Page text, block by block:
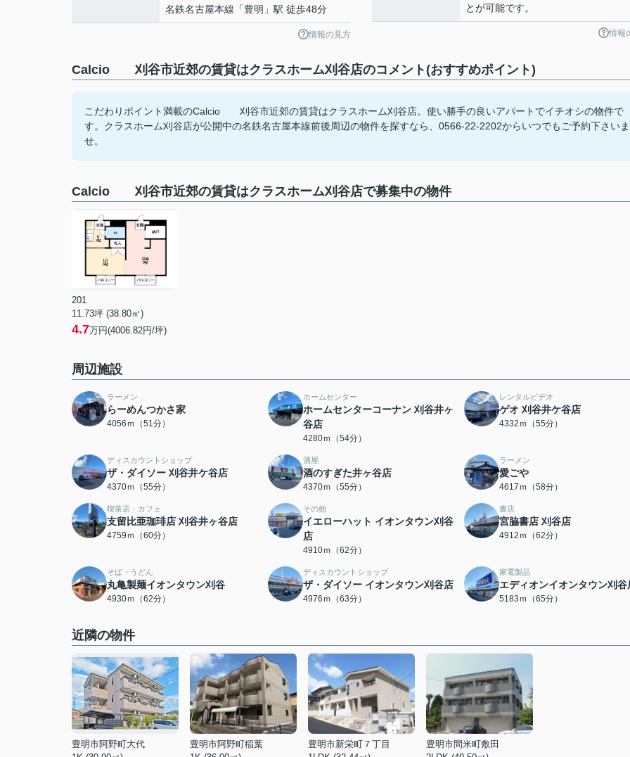
名鉄名古屋本線 「豊明 」駅 徒歩48分
情報の見方
とが可能です。
情報
Calcio 刈谷市近郊の賃貸はクラスホーム刈谷店のコメント(おすすめポイント)
こだわりポイント満載のCalcio 刈谷市近郊の賃貸はクラスホーム刈谷店。使い勝手の良いアパートでイチオシの物件で
す。クラスホーム刈谷店が公開中の名鉄名古屋本線前後周辺の物件を探すなら、0566-22-2202からいつでもご予約下さいま
せ。
Calcio 刈谷市近郊の賃貸はクラスホーム刈谷店で募集中の物件
201
11.73坪 (38.80㎡)
4.7万円(4006.82円/坪)
周辺施設
ラーメン
らーめんつかさ家
4056ｍ（51分）
ホームセンター
ホームセンターコーナン 刈谷井ヶ
谷店
4280ｍ（54分）
レンタルビデオ
ゲオ 刈谷井ケ谷店
4332ｍ（55分）
ディスカウントショップ
ザ・ダイソー 刈谷井ケ谷店
4370ｍ（55分）
酒屋
酒のすぎた井ヶ谷店
4370ｍ（55分）
ラーメン
愛ごや
4617ｍ（58分）
喫茶店・カフェ
支留比亜珈琲店 刈谷井ヶ谷店
4759ｍ（60分）
その他
イエローハット イオンタウン刈谷
店
4910ｍ（62分）
書店
宮脇書店 刈谷店
4912ｍ（62分）
そば・うどん
丸亀製麺イオンタウン刈谷
4930ｍ（62分）
ディスカウントショップ
ザ・ダイソー イオンタウン刈谷店
4976ｍ（63分）
家電製品
エディオンイオンタウン刈谷
5183ｍ（65分）
近隣の物件
豊明市阿野町大代
豊明市阿野町稲葉
豊明市新栄町７丁目
豊明市間米町敷田